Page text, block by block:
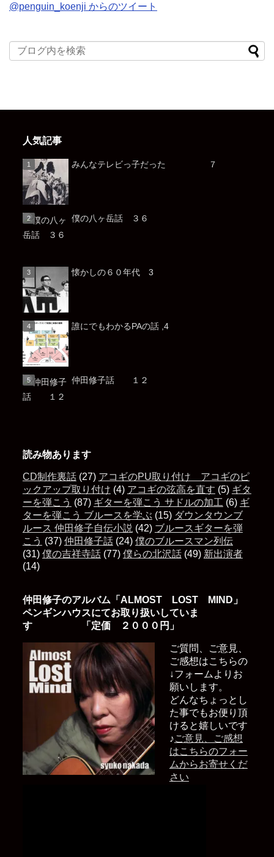
@penguin_koenji からのツイート
人気記事
みんなテレビっ子だった ７
僕の八ヶ岳話 ３６
懐かしの６０年代 3
誰にでもわかるPAの話 ,4
仲田修子話 １２
読み物あります
CD制作裏話(27) アコギのPU取り付け アコギのピ
ックアップ取り付け (4) アコギの弦高を直す (5) ギタ
ーを弾こう (87) ギターを弾こう サドルの加工 (6) ギ
ターを弾こう ブルースを学ぶ (15) ダウンタウンブ
ルース 仲田修子自伝小説 (42) ブルースギターを弾
こう (37) 仲田修子話(24) 僕のブルースマン列伝
(31) 僕の吉祥寺話(77) 僕らの北沢話(49) 新出演者
(14)
仲田修子のアルバム「ALMOST LOST MIND」
ペンギンハウスにてお取り扱いしていま
す 「定価 ２０００円」
ご質問、ご意見、
ご感想はこちらの
↓フォームよりお
願いします。
どんなちょっとし
た事でもお便り頂
けると嬉しいです
♪ご意見、ご感想
はこちらのフォー
ムからお寄せくだ
さい